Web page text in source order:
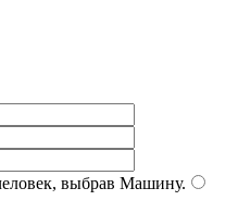
выбрав Машину.